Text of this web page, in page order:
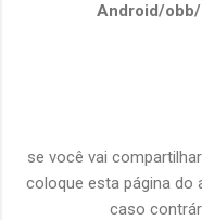
Android/obb/
se você vai
coloque esta página do
caso